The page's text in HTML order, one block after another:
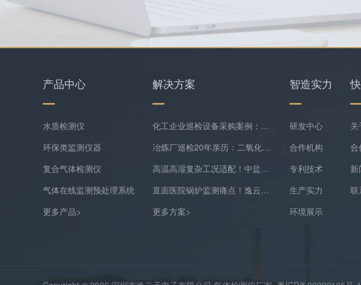
产品中心
水质检测仪
环保类监测仪器
复合气体检测仪
气体在线监测预处理系统
更多产品>
解决方案
化工企业巡检设备采购案例：逸云天MS400系列苯乙烯检测仪+四合一检测仪配套落地
冶炼厂巡检20年亲历：二氧化硫隐形泄漏难察觉，便携式检测报警仪是防线
高温高湿复杂工况适配！中盐常州化工双氧水尾气精准监测方案落地
直面医院锅炉监测痛点！逸云天预处理+在线气体监测实现数据稳定上传
更多方案>
智造实力
研发中心
合作机构
专利技术
生产实力
环境展示
关
合
联